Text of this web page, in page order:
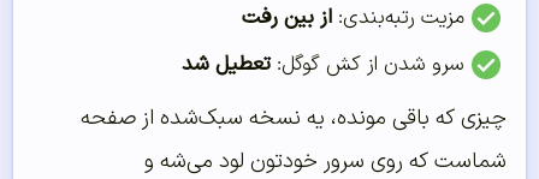
مزیت رتبه‌بندی: از بین رفت
سرو شدن از کش گوگل:تعطیل شد
چیزی که باقی مونده، یه نسخه سبک‌شده از صفحه
شماست که روی سرور خودتون لود می‌شه و